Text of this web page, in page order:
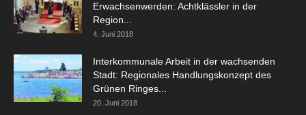
Erwachsenwerden: Achtklässler in der
Region...
4. Juni 2018
Interkommunale Arbeit in der wachsenden
Stadt: Regionales Handlungskonzept des
Grünen Ringes...
20. Juni 2018